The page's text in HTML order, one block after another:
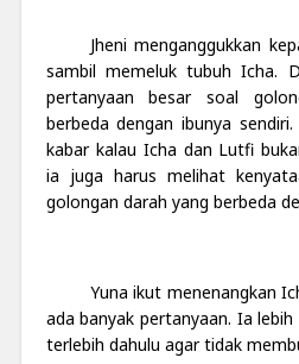
Jheni menganggukkan
sambil memeluk tubuh Icha.
pertanyaan besar soal
berbeda dengan ibunya
kabar kalau Icha dan Lutfi
ia juga harus melihat
golongan darah yang berbeda
Yuna ikut menenangkan
ada banyak pertanyaan. Ia
terlebih dahulu agar tidak